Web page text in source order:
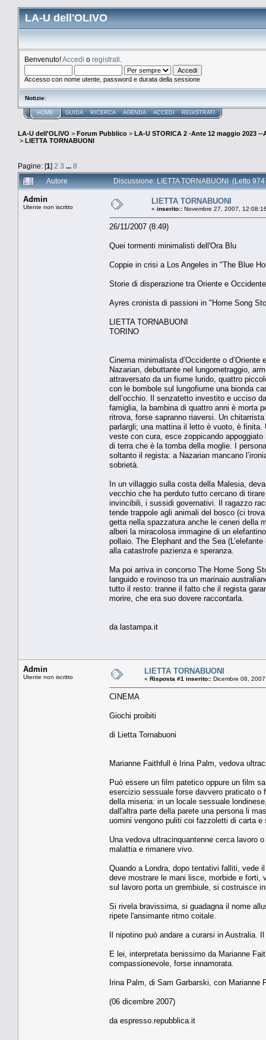
LA-U dell'OLIVO
Benvenuto!Accedi o registrati
Accesso con nome utente, password e durata della sessione
Notizie:
HOME GUIDA RICERCA AGENDA ACCEDI REGISTRATI
LA-U dell'OLIVO > Forum Pubblico > LA-U STORICA 2 -Ante 12 maggio 2023 --
> LIETTA TORNABUONI
Pagine: [1] 2 3 ... 8
Autore
Discussione: LIETTA TORNABUONI (Letto
Admin
Utente non iscritto
LIETTA TORNABUONI
« inserito:: Novembre 27, 2007,
26/11/2007 (8:49)
Quei tormenti minimalisti dell'Ora Blu
Coppie in crisi a Los Angeles in "The Blue
Storie di disperazione tra Oriente e
Ayres cronista di passioni in "Home Song
LIETTA TORNABUONI
TORINO
Cinema minimalista d’Occidente o
Nazarian, debuttante nel lungometraggio,
attraversato da un fiume lurido, quattro
con le bombole sul lungofiume una bionda
dell’occhio. Il senzatetto investito e ucciso
famiglia, la bambina di quattro anni è morta
ritrova, forse sapranno riaversi. Un
parlargli; una mattina il letto è vuoto, è
veste con cura, esce zoppicando
di terra che è la tomba della moglie. I
soltanto il regista: a Nazarian mancano
sobrietà.
In un villaggio sulla costa della Malesia,
vecchio che ha perduto tutto cercano di
invincibili, i sussidi governativi. Il ragazzo
tende trappole agli animali del bosco (ci
getta nella spazzatura anche le ceneri della
alberi la miracolosa immagine di un
pollaio. The Elephant and the Sea
alla catastrofe pazienza e speranza.
Ma poi arriva in concorso The Home Song
languido e rovinoso tra un marinaio
tutto il resto: tranne il fatto che il regista
morire, che era suo dovere raccontarla.
da lastampa.it
Admin
Utente non iscritto
LIETTA TORNABUONI
« Risposta #1 inserito:: Dicembre 08,
CINEMA
Giochi proibiti
di Lietta Tornabuoni
Marianne Faithfull è Irina Palm, vedova
Può essere un film patetico oppure un film
esercizio sessuale forse davvero praticato o
della miseria: in un locale sessuale
dall'altra parte della parete una persona li
uomini vengono puliti coi fazzoletti di carta e
Una vedova ultracinquantenne cerca lavoro
malattia e rimanere vivo.
Quando a Londra, dopo tentativi falliti, vede
deve mostrare le mani lisce, morbide e forti,
sul lavoro porta un grembiule, si costruisce
Si rivela bravissima, si guadagna il nome
ripete l'ansimante ritmo coitale.
Il nipotino può andare a curarsi in Australia.
E lei, interpretata benissimo da Marianne
compassionevole, forse innamorata.
Irina Palm, di Sam Garbarski, con Marianne
(06 dicembre 2007)
da espresso.repubblica.it